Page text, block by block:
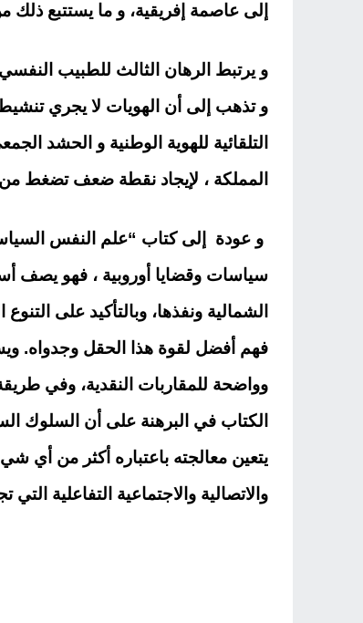
إلى عاصمة إفريقية، و ما يستتبع
و يرتبط الرهان الثالث للطبيب
و تذهب إلى أن الهويات لا يجري
التلقائية للهوية الوطنية و الحشد
المملكة ، لإيجاد نقطة ضعف تضغط
و عودة إلى كتاب “علم النفس
سياسات وقضايا أوروبية ، فهو يصف
الشمالية ونفذها، وبالتأكيد على
فهم أفضل لقوة هذا الحقل وجدواه.
وواضحة للمقاربات النقدية، وفي طريقة
الكتاب في البرهنة على أن السلوك
يتعين معالجته باعتباره أكثر من أي
والاتصالية والاجتماعية التفاعلية